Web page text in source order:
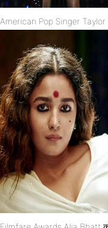
American Pop Singer Taylor